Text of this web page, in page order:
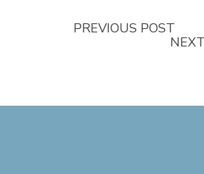
PREVIOUS POST